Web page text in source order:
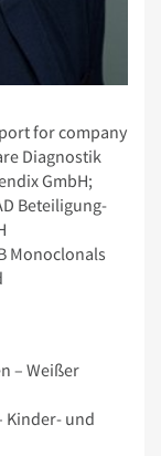
for company
Diagnostik
GmbH;
Beteiligung-
Monoclonals
– Weißer
Kinder- und